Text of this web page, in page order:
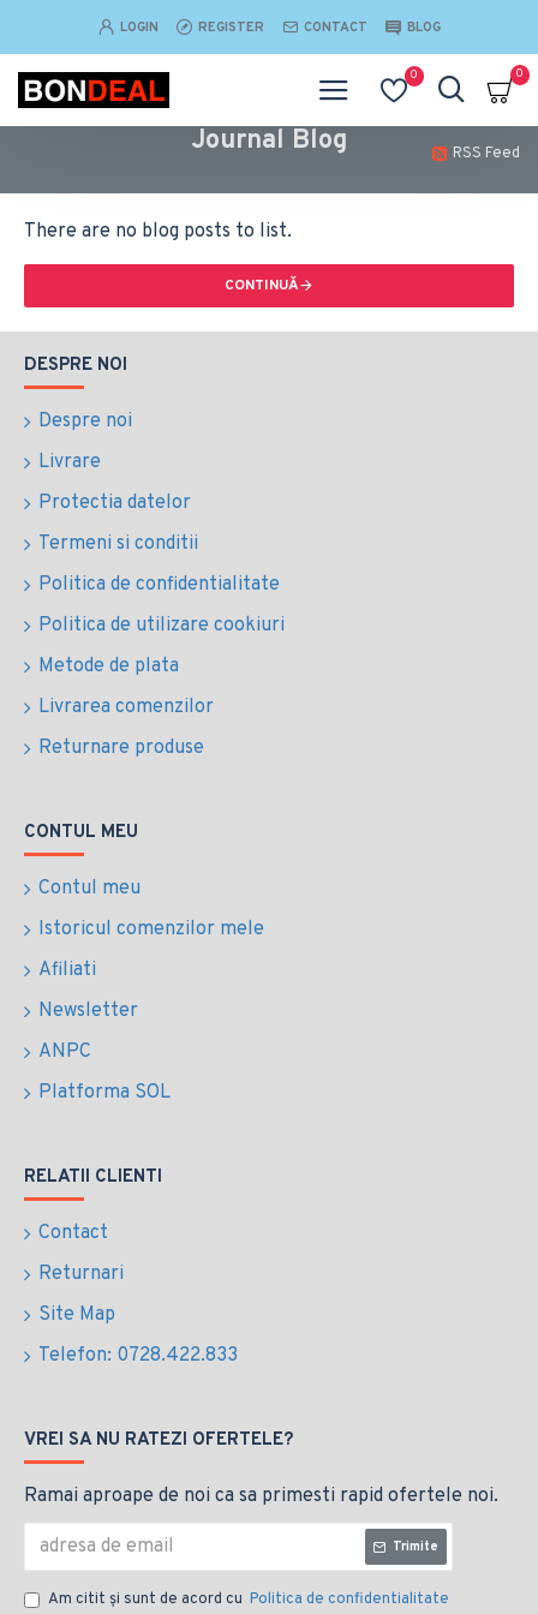
LOGIN REGISTER CONTACT BLOG
0 0
Journal Blog RSS Feed
There are no blog posts to list.
CONTINUĂ
DESPRE NOI
Despre noi
Livrare
Protectia datelor
Termeni si conditii
Politica de confidentialitate
Politica de utilizare cookiuri
Metode de plata
Livrarea comenzilor
Returnare produse
CONTUL MEU
Contul meu
Istoricul comenzilor mele
Afiliati
Newsletter
ANPC
Platforma SOL
RELATII CLIENTI
Contact
Returnari
Site Map
Telefon: 0728.422.833
VREI SA NU RATEZI OFERTELE?
Ramai aproape de noi ca sa primesti rapid ofertele noi.
Trimite
Am citit şi sunt de acord cu Politica de confidentialitate